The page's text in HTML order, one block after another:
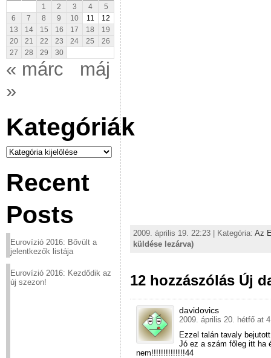
1
2 3 4
5
6
7 8 9 10 11
12
13
14 15 16 17 18
19
20
21 22 23 24 25
26
27
28 29 30
« márc
máj
»
Kategóriák
Kategóriák
Recent
Posts
Eurovízió 2016: Bővült a
jelentkezők listája
Eurovízió 2016: Kezdődik az
új szezon!
2009. április 19. 22:23 | Kategória: Az
küldése lezárva)
12 hozzászólás Új
davidovics
2009. április 20. hétfő at
Ezzel talán tavaly
Jó ez a szám főleg itt ha
nem!!!!!!!!!!!!!!44